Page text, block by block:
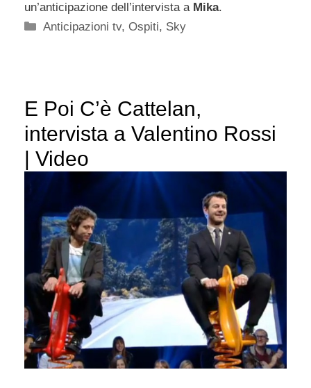
un’anticipazione dell’intervista a Mika.
Categorie
Anticipazioni tv,Ospiti, Sky
E Poi C’è Cattelan,
intervista a Valentino Rossi
| Video